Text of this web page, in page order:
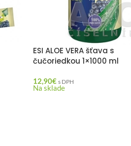
ESI ALOE VERA šťava s
čučoriedkou 1×1000 ml
12,90€ s DPH
Na sklade